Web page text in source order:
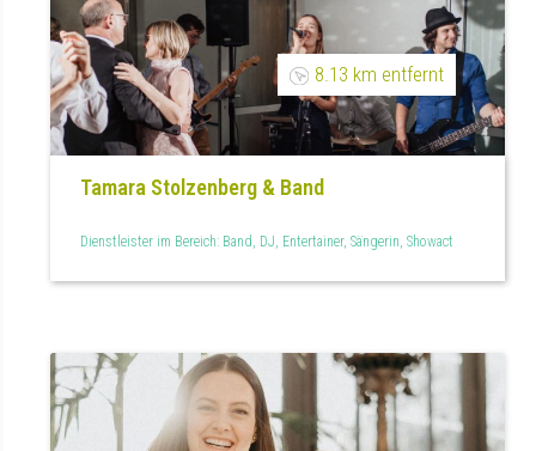
8.13 km entfernt
Tamara Stolzenberg & Band
Dienstleister im Bereich: Band, DJ, Entertainer, Sängerin, Showact